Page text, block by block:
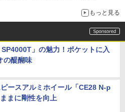
もっと見る
SP4000T」の魅力！ポケットに入
の醍醐味
ースアルミホイール「CE28 N-p
まに剛性を向上